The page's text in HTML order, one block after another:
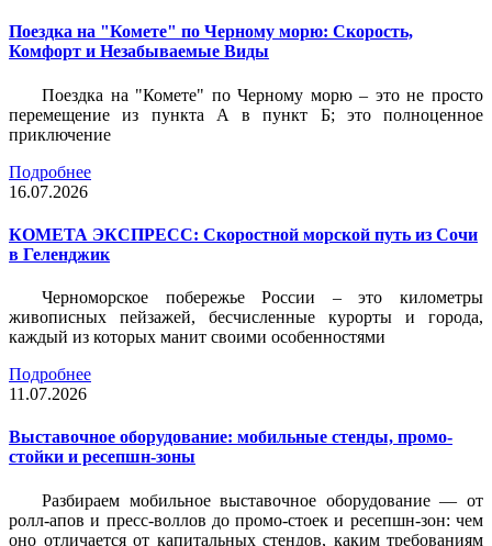
Поездка на "Комете" по Черному морю: Скорость,
Комфорт и Незабываемые Виды
Поездка на "Комете" по Черному морю – это не просто
перемещение из пункта А в пункт Б; это полноценное
приключение
Подробнее
16.07.2026
КОМЕТА ЭКСПРЕСС: Скоростной морской путь из Сочи
в Геленджик
Черноморское побережье России – это километры
живописных пейзажей, бесчисленные курорты и города,
каждый из которых манит своими особенностями
Подробнее
11.07.2026
Выставочное оборудование: мобильные стенды, промо-
стойки и ресепшн-зоны
Разбираем мобильное выставочное оборудование — от
ролл-апов и пресс-воллов до промо-стоек и ресепшн-зон: чем
оно отличается от капитальных стендов, каким требованиям